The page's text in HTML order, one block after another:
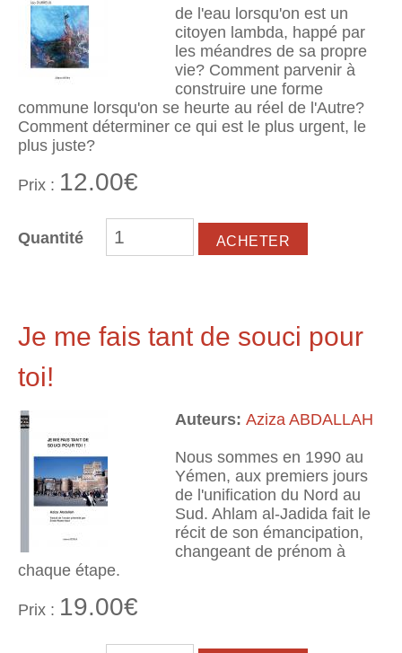
de l'eau lorsqu'on est un
citoyen lambda, happé par
les méandres de sa propre
vie? Comment parvenir à
construire une forme
commune lorsqu'on se heurte au réel de l'Autre?
Comment déterminer ce qui est le plus urgent, le
plus juste?
Prix : 12.00€
Quantité
Je me fais tant de souci pour
toi!
Auteurs: Aziza ABDALLAH
Nous sommes en 1990 au
Yémen, aux premiers jours
de l'unification du Nord au
Sud. Ahlam al-Jadida fait le
récit de son émancipation,
changeant de prénom à
chaque étape.
Prix : 19.00€